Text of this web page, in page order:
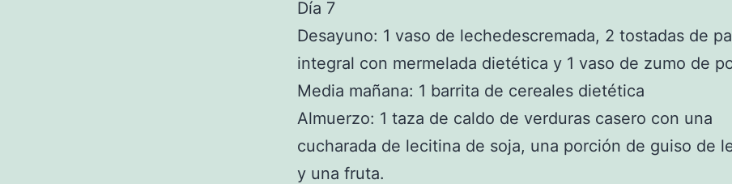
Día 7
Desayuno: 1 vaso de lechedescremada, 2 tostadas de
integral con mermelada dietética y 1 vaso de zumo de
Media mañana: 1 barrita de cereales dietética
Almuerzo: 1 taza de caldo de verduras casero con una
cucharada de lecitina de soja, una porción de guiso de
y una fruta.